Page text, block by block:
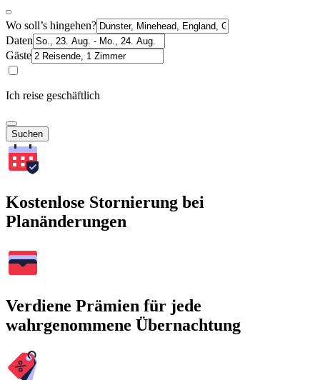
Wo soll’s hingehen?
Daten
Gäste
Ich reise geschäftlich
Suchen
Kostenlose Stornierung bei
Planänderungen
Verdiene Prämien für jede
wahrgenommene Übernachtung